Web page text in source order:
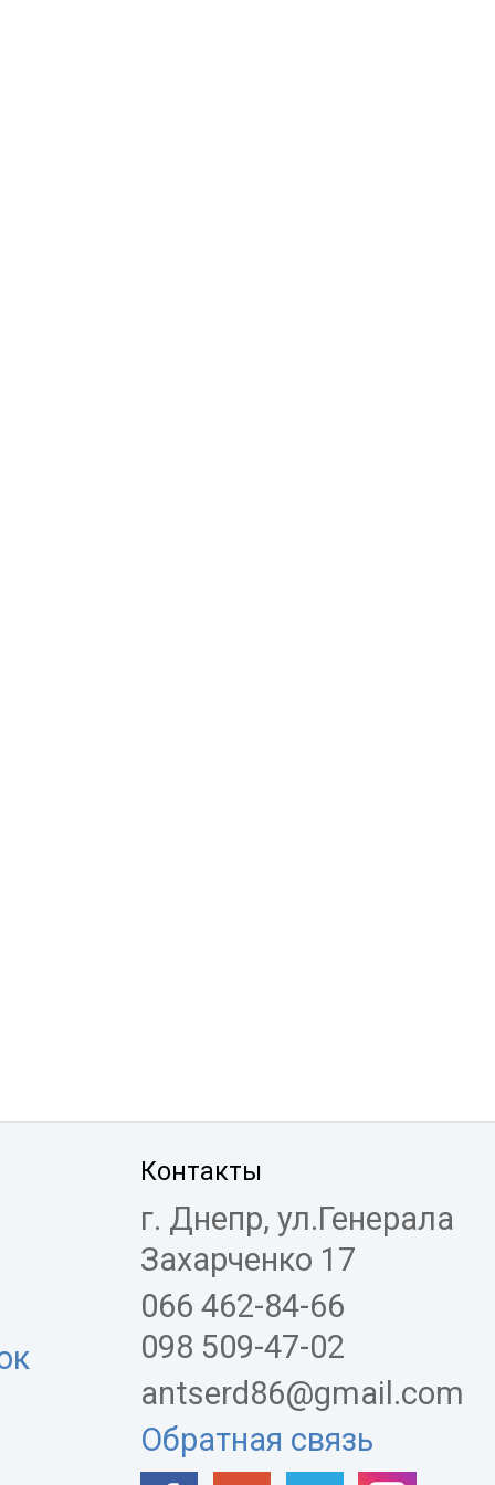
Контакты
г. Днепр, ул.Генерала
Захарченко 17
066 462-84-66
098 509-47-02
antserd86@gmail.com
Обратная связь